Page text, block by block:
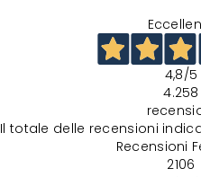
4,8/5
4.258
Il totale delle recensioni
Recensioni
2106